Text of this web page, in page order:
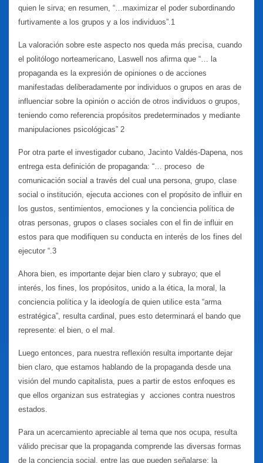
quien le sirva; en resumen, “…maximizar el poder subordinando
furtivamente a los grupos y a los individuos”.1
La valoración sobre este aspecto nos queda más precisa, cuando
el politólogo norteamericano, Laswell nos afirma que “… la
propaganda es la expresión de opiniones o de acciones
manifestadas deliberadamente por individuos o grupos en aras de
influenciar sobre la opinión o acción de otros individuos o grupos,
teniendo como referencia propósitos predeterminados y mediante
manipulaciones psicológicas” 2
Por otra parte el investigador cubano, Jacinto Valdés-Dapena, nos
entrega esta definición de propaganda: “… proceso de
comunicación social a través del cual una persona, grupo, clase
social o institución, ejecuta acciones con el propósito de influir en
los gustos, sentimientos, emociones y la conciencia política de
otras personas, grupos o clases sociales con el fin de influir en
estos para que modifiquen su conducta en interés de los fines del
ejecutor “.3
Ahora bien, es importante dejar bien claro y subrayo; que el
interés, los fines, los propósitos, unido a la ética, la moral, la
conciencia política y la ideología de quien utilice esta “arma
estratégica”, resulta cardinal, pues esto determinará el bando que
represente: el bien, o el mal.
Luego entonces, para nuestra reflexión resulta importante dejar
bien claro, que estamos hablando de la propaganda desde una
visión del mundo capitalista, pues a partir de estos enfoques es
que ellos organizan sus estrategias y acciones contra nuestros
estados.
Para un acercamiento apreciable al tema que nos ocupa, resulta
válido precisar que la propaganda comprende las diversas formas
de la conciencia social, entre las que pueden señalarse: la